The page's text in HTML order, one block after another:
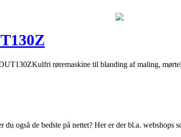
røremaskine til blanding af maling,
også de bedste på nettet? Her er der bl.a. webshops